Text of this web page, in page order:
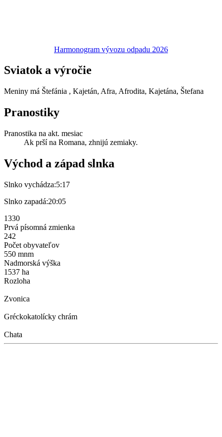
Harmonogram vývozu odpadu 2026
Sviatok a výročie
Meniny má Štefánia , Kajetán, Afra, Afrodita, Kajetána, Štefana
Pranostiky
Pranostika na akt. mesiac
Ak prší na Romana, zhnijú zemiaky.
Východ a západ slnka
Slnko vychádza:5:17
Slnko zapadá:20:05
1330
Prvá písomná zmienka
242
Počet obyvateľov
550 mnm
Nadmorská výška
1537 ha
Rozloha
Zvonica
Gréckokatolícky chrám
Chata